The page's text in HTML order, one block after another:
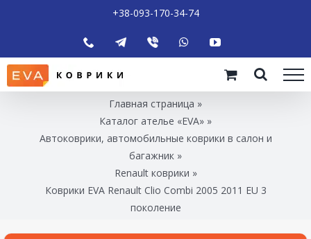
+38-093-170-34-74
Главная страница »
Каталог ателье «EVA» »
Автоковрики, автомобильные коврики в салон и
багажник »
Renault коврики »
Коврики EVA Renault Clio Combi 2005 2011 EU 3
поколение